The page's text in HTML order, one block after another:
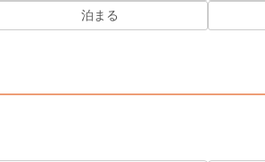
泊まる